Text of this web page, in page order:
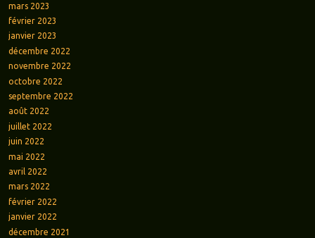
mars 2023
février 2023
janvier 2023
décembre 2022
novembre 2022
octobre 2022
septembre 2022
août 2022
juillet 2022
juin 2022
mai 2022
avril 2022
mars 2022
février 2022
janvier 2022
décembre 2021